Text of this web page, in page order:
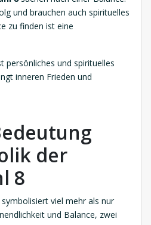
und brauchen auch spirituelles
zu finden ist eine
persönliches und spirituelles
inneren Frieden und
der
8
symbolisiert viel mehr als nur
und Balance, zwei